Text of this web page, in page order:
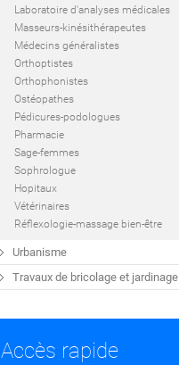
Laboratoire d'analyses médicales
Masseurs-kinésithérapeutes
Médecins généralistes
Orthoptistes
Orthophonistes
Ostéopathes
Pédicures-podologues
Pharmacie
Sage-femmes
Sophrologue
Hopitaux
Vétérinaires
Réflexologie-massage bien-être
Urbanisme
Travaux de bricolage et jardinage
Accès rapide